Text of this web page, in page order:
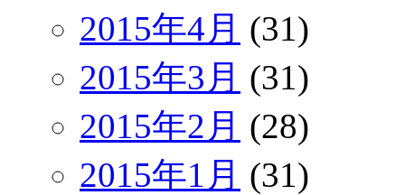
2015年4月 (31)
2015年3月 (31)
2015年2月 (28)
2015年1月 (31)